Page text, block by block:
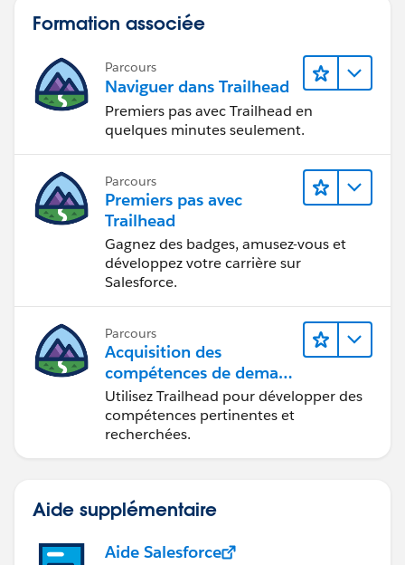
Formation associée
Parcours
Naviguer dans Trailhead
Premiers pas avec Trailhead en
quelques minutes seulement.
Parcours
Premiers pas avec
Trailhead
Gagnez des badges, amusez-vous et
développez votre carrière sur
Salesforce.
Parcours
Acquisition des
compétences de demain
avec Trailhead
Utilisez Trailhead pour développer des
compétences pertinentes et
recherchées.
Aide supplémentaire
Aide Salesforce